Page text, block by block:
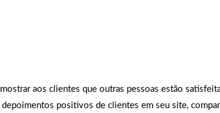
aos clientes que outras pessoas estão
positivos de clientes em seu site,